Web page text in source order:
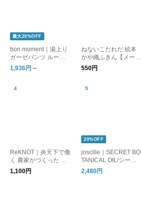
最大20%OFF
bon moment｜湯上り
ガーゼパンツ ルーム
パンツ
1,936円～
ねないこだれだ 絵本
かや織ふきん【メール
便可】
550円
ReKNOT｜炎天下で働
く 農家がつくった 手
ぬぐい ハンカチ MFS
2610 リノット ギフト
1,100円
20%OFF
joscille｜SECRET BO
TANICAL OIL/シーク
レットボタニカルオイ
ル
2,480円